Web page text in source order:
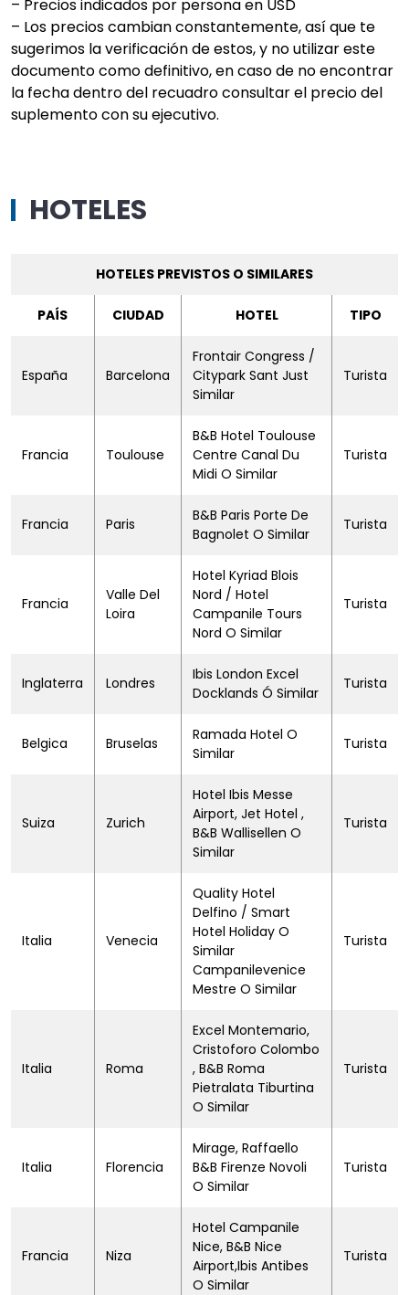
– Precios indicados por persona en USD
– Los precios cambian constantemente, así que te
sugerimos la verificación de estos, y no utilizar este
documento como definitivo, en caso de no encontrar
la fecha dentro del recuadro consultar el precio del
suplemento con su ejecutivo.
HOTELES
HOTELES PREVISTOS O SIMILARES
PAÍS CIUDAD HOTEL TIPO
España Barcelona
Frontair Congress /
Citypark Sant Just
Similar
Turista
Francia Toulouse
B&B Hotel Toulouse
Centre Canal Du
Midi O Similar
Turista
Francia Paris
B&B Paris Porte De
Bagnolet O Similar
Turista
Francia
Valle Del
Loira
Hotel Kyriad Blois
Nord / Hotel
Campanile Tours
Nord O Similar
Turista
Inglaterra Londres
Ibis London Excel
Docklands Ó Similar
Turista
Belgica Bruselas
Ramada Hotel O
Similar
Turista
Suiza Zurich
Hotel Ibis Messe
Airport, Jet Hotel ,
B&B Wallisellen O
Similar
Turista
Italia Venecia
Quality Hotel
Delfino / Smart
Hotel Holiday O
Similar
Campanilevenice
Mestre O Similar
Turista
Italia Roma
Excel Montemario,
Cristoforo Colombo
, B&B Roma
Pietralata Tiburtina
O Similar
Turista
Italia Florencia
Mirage, Raffaello
B&B Firenze Novoli
O Similar
Turista
Francia Niza
Hotel Campanile
Nice, B&B Nice
Airport,Ibis Antibes
O Similar
Turista